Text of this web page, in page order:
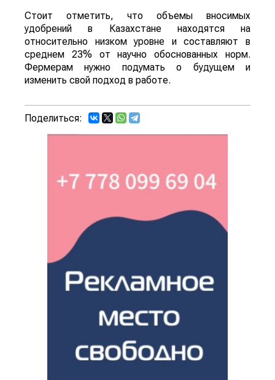
Стоит отметить, что объемы вносимых
удобрений в Казахстане находятся на
относительно низком уровне и составляют в
среднем 23% от научно обоснованных норм.
Фермерам нужно подумать о будущем и
изменить свой подход в работе.
Поделиться: